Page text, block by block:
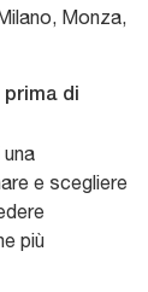
Monza,
prima di
e scegliere
più